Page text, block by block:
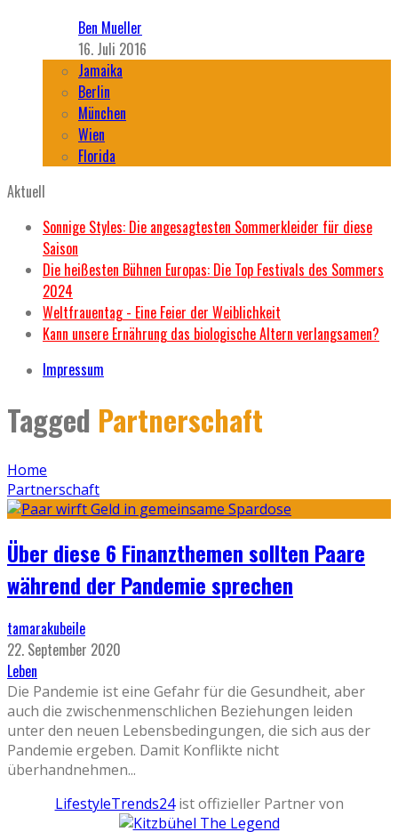
Ben Mueller
16. Juli 2016
Jamaika
Berlin
München
Wien
Florida
Aktuell
Sonnige Styles: Die angesagtesten Sommerkleider für diese
Saison
Die heißesten Bühnen Europas: Die Top Festivals des Sommers
2024
Weltfrauentag - Eine Feier der Weiblichkeit
Kann unsere Ernährung das biologische Altern verlangsamen?
Impressum
Tagged Partnerschaft
Home
Partnerschaft
Über diese 6 Finanzthemen sollten Paare
während der Pandemie sprechen
tamarakubeile
22. September 2020
Leben
Die Pandemie ist eine Gefahr für die Gesundheit, aber
auch die zwischenmenschlichen Beziehungen leiden
unter den neuen Lebensbedingungen, die sich aus der
Pandemie ergeben. Damit Konflikte nicht
überhandnehmen...
LifestyleTrends24ist offizieller Partner von